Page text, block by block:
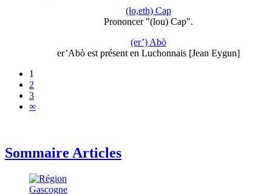
(lo,eth) Cap
Prononcer "(lou) Cap".
(er’) Abò
er’Abò est présent en Luchonnais [Jean Eygun]
1
2
3
∞
Sommaire Articles